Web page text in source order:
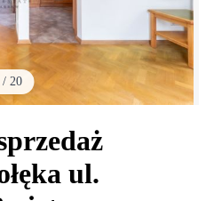
/ 20
ul.